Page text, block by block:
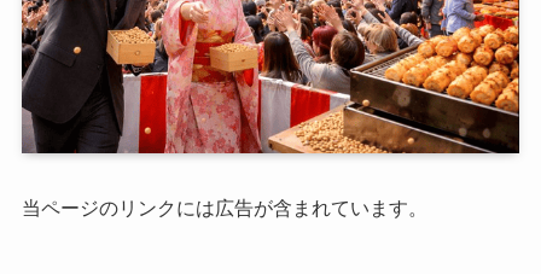
当ページのリンクには広告が含まれています。